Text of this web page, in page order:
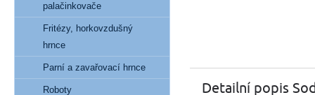
Detailní popis
palačinkovače
Fritézy, horkovzdušný
hrnce
Parní a zavařovací hrnce
Roboty